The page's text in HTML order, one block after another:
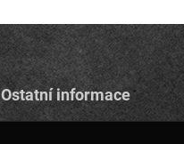
Ostatní informace